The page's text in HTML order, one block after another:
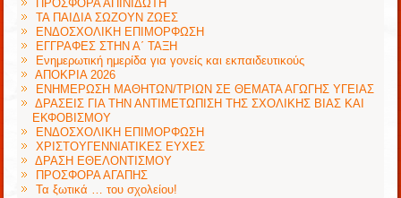
ΠΡΟΣΦΟΡΑ ΑΠΙΝΙΔΩΤΗ
ΤΑ ΠΑΙΔΙΑ ΣΩΖΟΥΝ ΖΩΕΣ
ΕΝΔΟΣΧΟΛΙΚΗ ΕΠΙΜΟΡΦΩΣΗ
ΕΓΓΡΑΦΕΣ ΣΤΗΝ Α΄ ΤΑΞΗ
Ενημερωτική ημερίδα για γονείς και εκπαιδευτικούς
ΑΠΟΚΡΙΑ 2026
ΕΝΗΜΕΡΩΣΗ ΜΑΘΗΤΩΝ/ΤΡΙΩΝ ΣΕ ΘΕΜΑΤΑ ΑΓΩΓΗΣ ΥΓΕΙΑΣ
ΔΡΑΣΕΙΣ ΓΙΑ ΤΗΝ ΑΝΤΙΜΕΤΩΠΙΣΗ ΤΗΣ ΣΧΟΛΙΚΗΣ ΒΙΑΣ ΚΑΙ
ΕΚΦΟΒΙΣΜΟΥ
ΕΝΔΟΣΧΟΛΙΚΗ ΕΠΙΜΟΡΦΩΣΗ
ΧΡΙΣΤΟΥΓΕΝΝΙΑΤΙΚΕΣ ΕΥΧΕΣ
ΔΡΑΣΗ ΕΘΕΛΟΝΤΙΣΜΟΥ
ΠΡΟΣΦΟΡΑ ΑΓΑΠΗΣ
Τα ξωτικά … του σχολείου!